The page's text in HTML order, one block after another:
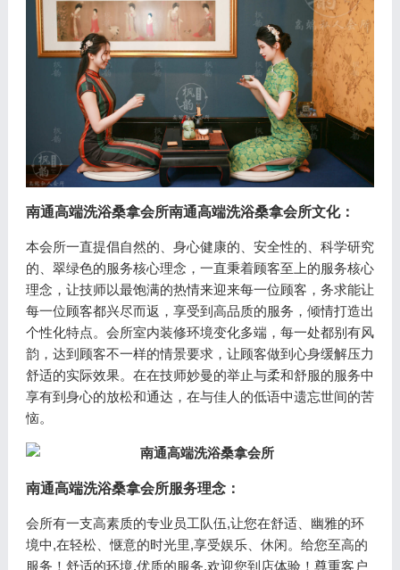
南通高端洗浴桑拿会所南通高端洗浴桑拿会所文化：
本会所一直提倡自然的、身心健康的、安全性的、科学研究
的、翠绿色的服务核心理念，一直秉着顾客至上的服务核心
理念，让技师以最饱满的热情来迎来每一位顾客，务求能让
每一位顾客都兴尽而返，享受到高品质的服务，倾情打造出
个性化特点。会所室内装修环境变化多端，每一处都别有风
韵，达到顾客不一样的情景要求，让顾客做到心身缓解压力
舒适的实际效果。在在技师妙曼的举止与柔和舒服的服务中
享有到身心的放松和通达，在与佳人的低语中遗忘世间的苦
恼。
南通高端洗浴桑拿会所服务理念：
会所有一支高素质的专业员工队伍,让您在舒适、幽雅的环
境中,在轻松、惬意的时光里,享受娱乐、休闲。给您至高的
服务！舒适的环境,优质的服务,欢迎您到店体验！尊重客户